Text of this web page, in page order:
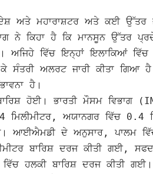
ਅਤੇ ਮਹਾਰਾਸ਼ਟਰ ਅਤੇ ਕਈ ਉੱਤਰ
ਨੇ ਕਿਹਾ ਹੈ ਕਿ ਮਾਨਸੂਨ ਉੱਤਰ
ਅਜਿਹੇ ਵਿੱਚ ਇਨ੍ਹਾਂ ਇਲਾਕਿਆਂ ਵਿੱਚ
ਸੰਤਰੀ ਅਲਰਟ ਜਾਰੀ ਕੀਤਾ ਗਿਆ
ਹੈ।
ਹੋਈ। ਭਾਰਤੀ ਮੌਸਮ ਵਿਭਾਗ
ਮਿਲੀਮੀਟਰ, ਅਯਾਨਗਰ ਵਿੱਚ 0.4
ਆਈਐਮਡੀ ਦੇ ਅਨੁਸਾਰ, ਪਾਲਮ
ਬਾਰਿਸ਼ ਦਰਜ ਕੀਤੀ ਗਈ,
ਹਲਕੀ ਬਾਰਿਸ਼ ਦਰਜ ਕੀਤੀ ਗਈ।